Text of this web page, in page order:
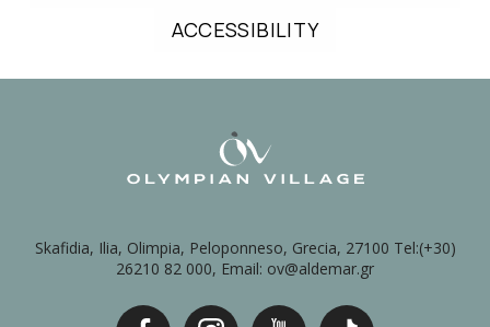
ACCESSIBILITY
Skafidia, Ilia, Olimpia, Peloponneso, Grecia, 27100 Tel:(+30)
26210 82 000, Email: ov@aldemar.gr